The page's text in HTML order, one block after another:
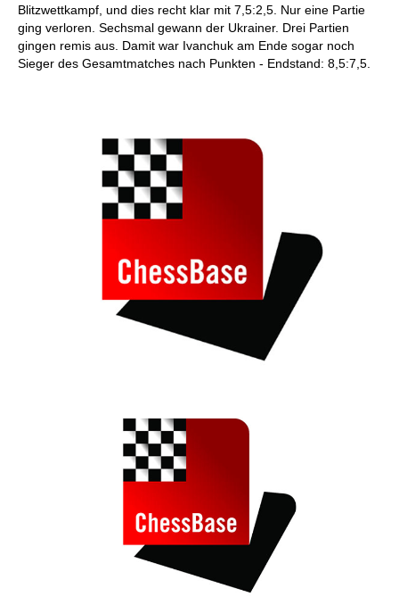
Blitzwettkampf, und dies recht klar mit 7,5:2,5. Nur eine Partie
ging verloren. Sechsmal gewann der Ukrainer. Drei Partien
gingen remis aus. Damit war Ivanchuk am Ende sogar noch
Sieger des Gesamtmatches nach Punkten - Endstand: 8,5:7,5.